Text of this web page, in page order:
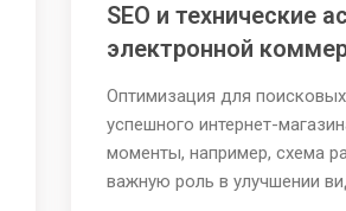
SEO и технические
электронной
использовать схему
Оптимизация для
успешного интернет-
моменты, например, схема
важную роль в улучшении